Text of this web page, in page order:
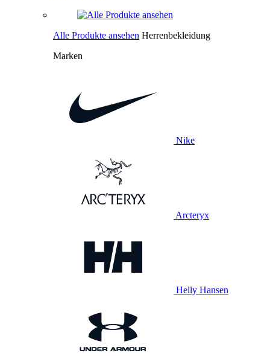
Alle Produkte ansehen Herrenbekleidung
Marken
Nike
Arcteryx
Helly Hansen